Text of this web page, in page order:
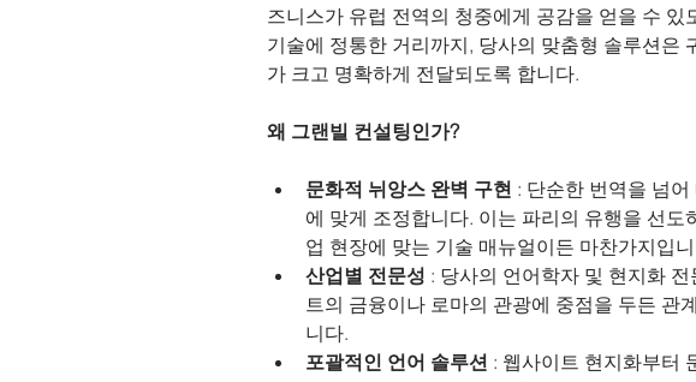
즈니스가 유럽 전역의 청중에게 공감을 얻을 수
기술에 정통한 거리까지, 당사의 맞춤형 솔루션은
가 크고 명확하게 전달되도록 합니다.
왜 그랜빌 컨설팅인가?
문화적 뉘앙스 완벽 구현 : 단순한 번역을 넘
에 맞게 조정합니다. 이는 파리의 유행을 선
업 현장에 맞는 기술 매뉴얼이든 마찬가지입
산업별 전문성 : 당사의 언어학자 및 현지화
트의 금융이나 로마의 관광에 중점을 두든 관
니다.
포괄적인 언어 솔루션 : 웹사이트 현지화부터